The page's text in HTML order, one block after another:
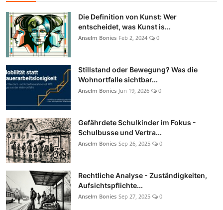
Die Definition von Kunst: Wer
entscheidet, was Kunst is...
Anselm Bonies Feb 2, 2024 0
Stillstand oder Bewegung? Was die
Wohnortfalle sichtbar...
Anselm Bonies Jun 19, 2026 0
Gefährdete Schulkinder im Fokus -
Schulbusse und Vertra...
Anselm Bonies Sep 26, 2025 0
Rechtliche Analyse - Zuständigkeiten,
Aufsichtspflichte...
Anselm Bonies Sep 27, 2025 0